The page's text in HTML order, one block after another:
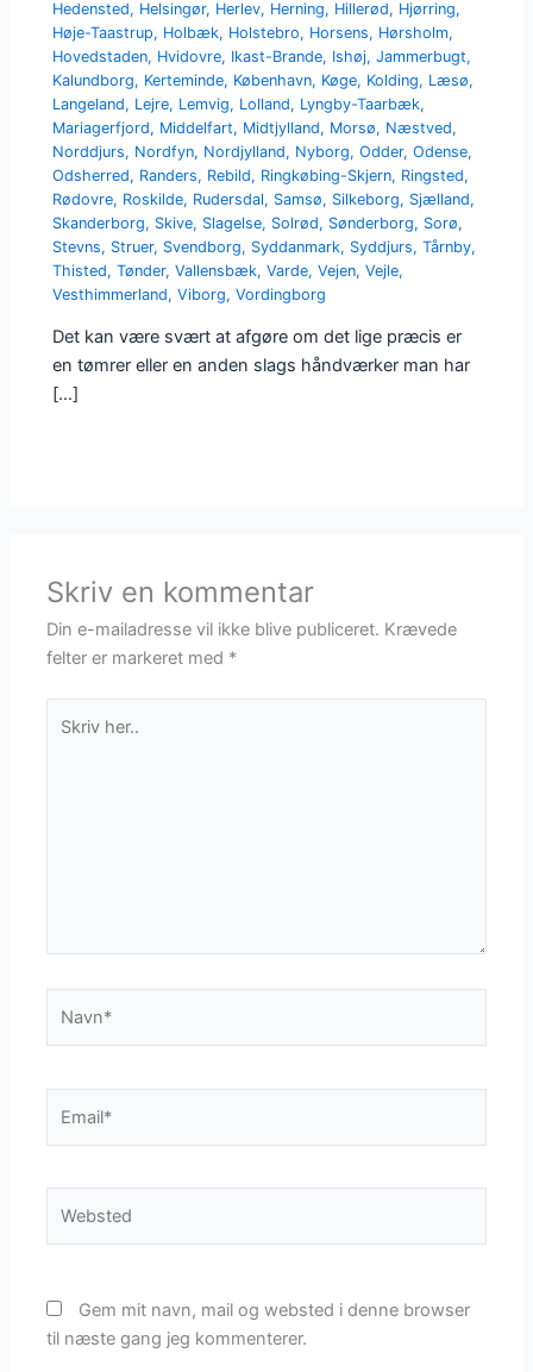
Hedensted, Helsingør, Herlev, Herning, Hillerød, Hjørring,
Høje-Taastrup, Holbæk, Holstebro, Horsens, Hørsholm,
Hovedstaden, Hvidovre, Ikast-Brande, Ishøj,Jammerbugt,
Kalundborg, Kerteminde, København, Køge, Kolding, Læsø,
Langeland, Lejre, Lemvig, Lolland, Lyngby-Taarbæk,
Mariagerfjord, Middelfart, Midtjylland, Morsø, Næstved,
Norddjurs, Nordfyn, Nordjylland, Nyborg,Odder,Odense,
Odsherred, Randers, Rebild, Ringkøbing-Skjern, Ringsted,
Rødovre, Roskilde, Rudersdal, Samsø, Silkeborg, Sjælland,
Skanderborg, Skive, Slagelse, Solrød, Sønderborg, Sorø,
Stevns, Struer, Svendborg, Syddanmark, Syddjurs,Tårnby,
Thisted,Tønder,Vallensbæk,Varde,Vejen,Vejle,
Vesthimmerland,Viborg,Vordingborg
Det kan være svært at afgøre om det lige præcis er
en tømrer eller en anden slags håndværker man har
[…]
Skriv en kommentar
Din e-mailadresse vil ikke blive publiceret. Krævede
felter er markeret med *
her..
Gem mit navn, mail og websted i denne browser
til næste gang jeg kommenterer.